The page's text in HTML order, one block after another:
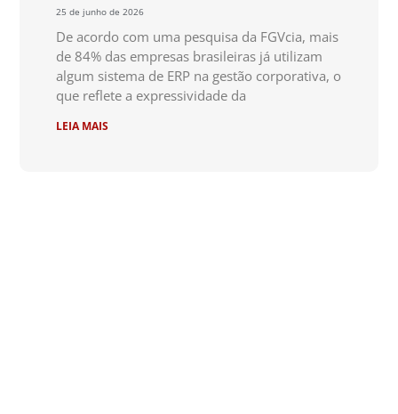
25 de junho de 2026
De acordo com uma pesquisa da FGVcia, mais
de 84% das empresas brasileiras já utilizam
algum sistema de ERP na gestão corporativa, o
que reflete a expressividade da
LEIA MAIS